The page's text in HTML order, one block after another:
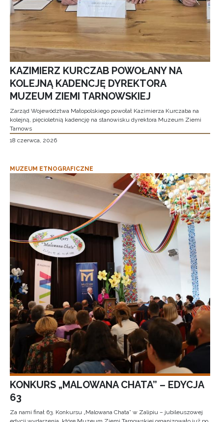
KAZIMIERZ KURCZAB POWOŁANY NA
KOLEJNĄ KADENCJĘ DYREKTORA
MUZEUM ZIEMI TARNOWSKIEJ
Zarząd Województwa Małopolskiego powołał Kazimierza Kurczaba na
kolejną, pięcioletnią kadencję na stanowisku dyrektora Muzeum Ziemi
Tarnows
18 czerwca, 2026
MUZEUM ETNOGRAFICZNE
KONKURS „MALOWANA CHATA” – EDYCJA
63
Za nami finał 63. Konkursu „Malowana Chata” w Zalipiu – jubileuszowej